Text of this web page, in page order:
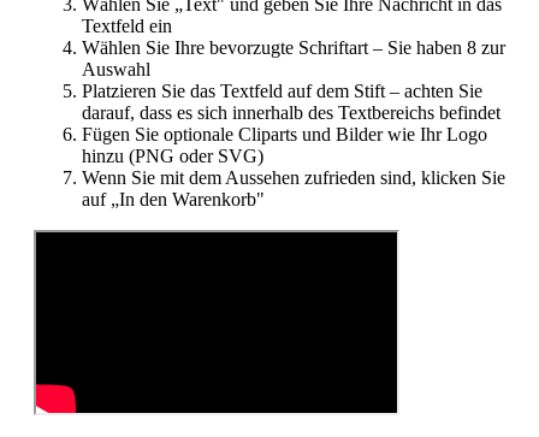
Wählen Sie „Text" und geben Sie Ihre Nachricht in das
Textfeld ein
Wählen Sie Ihre bevorzugte Schriftart – Sie haben 8 zur
Auswahl
Platzieren Sie das Textfeld auf dem Stift – achten Sie
darauf, dass es sich innerhalb des Textbereichs befindet
Fügen Sie optionale Cliparts und Bilder wie Ihr Logo
hinzu (PNG oder SVG)
Wenn Sie mit dem Aussehen zufrieden sind, klicken Sie
auf „In den Warenkorb"